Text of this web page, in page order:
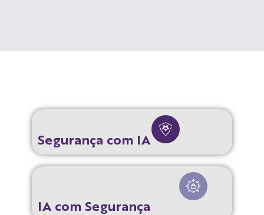
Segurança com IA
IA com Segurança